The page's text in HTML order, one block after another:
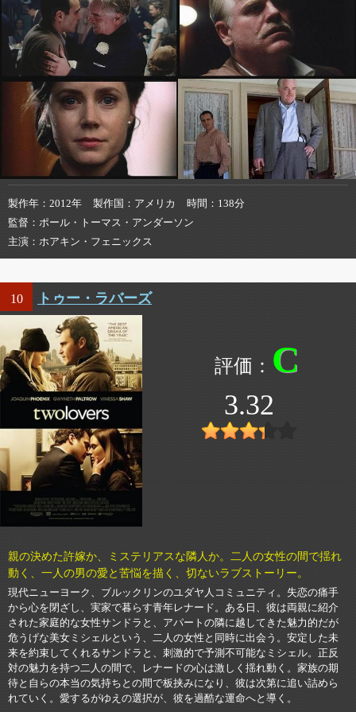
製作年 2012年 製作国 アメリカ 時間
138分
監督
ポール・トーマス・アンダーソン
主演
ホアキン・フェニックス
10 トゥー・ラバーズ
C
3.32
親の決めた許嫁か、ミステリアスな隣人か。二人の女性の間で揺れ
動く、一人の男の愛と苦悩を描く、切ないラブストーリー。
現代ニューヨーク、ブルックリンのユダヤ人コミュニティ。失恋の痛手
から心を閉ざし、実家で暮らす青年レナード。ある日、彼は両親に紹介
された家庭的な女性サンドラと、アパートの隣に越してきた魅力的だが
危うげな美女ミシェルという、二人の女性と同時に出会う。安定した未
来を約束してくれるサンドラと、刺激的で予測不可能なミシェル。正反
対の魅力を持つ二人の間で、レナードの心は激しく揺れ動く。家族の期
待と自らの本当の気持ちとの間で板挟みになり、彼は次第に追い詰めら
れていく。愛するがゆえの選択が、彼を過酷な運命へと導く。